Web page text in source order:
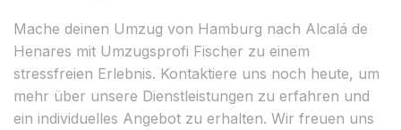
Mache deinen Umzug von Hamburg nach Alcalá de
Henares mit Umzugsprofi Fischer zu einem
stressfreien Erlebnis. Kontaktiere uns noch heute, um
mehr über unsere Dienstleistungen zu erfahren und
ein individuelles Angebot zu erhalten. Wir freuen uns